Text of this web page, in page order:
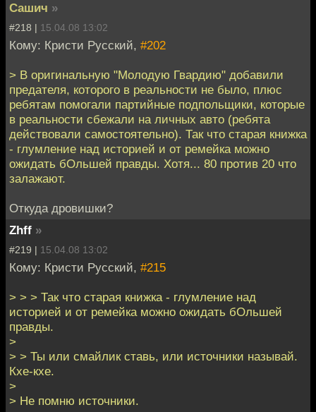
Сашич »
#218 | 15.04.08 13:02
Кому: Кристи Русский, #202
> В оригинальную "Молодую Гвардию" добавили
предателя, которого в реальности не было, плюс
ребятам помогали партийные подпольщики, которые
в реальности сбежали на личных авто (ребята
действовали самостоятельно). Так что старая книжка
- глумление над историей и от ремейка можно
ожидать бОльшей правды. Хотя... 80 против 20 что
залажают.
Откуда дровишки?
Zhff »
#219 | 15.04.08 13:02
Кому: Кристи Русский, #215
> > > Так что старая книжка - глумление над
историей и от ремейка можно ожидать бОльшей
правды.
>
> > Ты или смайлик ставь, или источники называй.
Кхе-кхе.
>
> Не помню источники.